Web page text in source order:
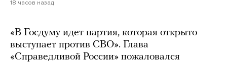
18 часов назад
«В Госдуму идет партия, которая открыто
выступает против СВО». Глава
«Справедливой России» пожаловался